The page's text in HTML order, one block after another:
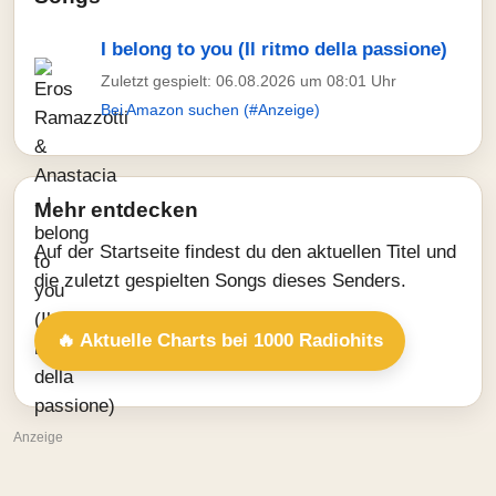
I belong to you (Il ritmo della passione)
Zuletzt gespielt: 06.08.2026 um 08:01 Uhr
Bei Amazon suchen (#Anzeige)
Mehr entdecken
Auf der Startseite findest du den aktuellen Titel und
die zuletzt gespielten Songs dieses Senders.
🔥 Aktuelle Charts bei 1000 Radiohits
Anzeige